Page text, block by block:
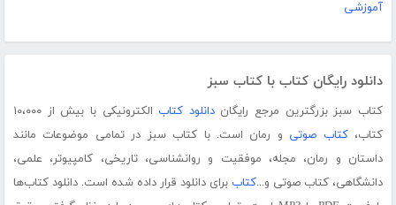
آموزشی
دانلود رایگان کتاب با کتاب سبز
کتاب سبز بزرگترین مرجع رایگاندانلود کتاب
الکترونیکی با بیش از ۱۰،۰۰۰
کتاب،کتاب صوتی و رمان است. با کتاب سبز در تمامی موضوعات مانند
داستان و رمان، مجله، موفقیت و روانشناسی، تاریخی، کامپیوتر، علمی،
دانشگاهی، کتاب صوتی و...کتاب برای دانلود قرار داده شده است. دانلود کتاب‌ها